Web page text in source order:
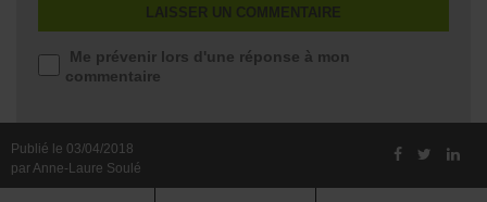
Me prévenir lors d'une réponse à mon
commentaire
Publié le 03/04/2018
par Anne-Laure Soulé